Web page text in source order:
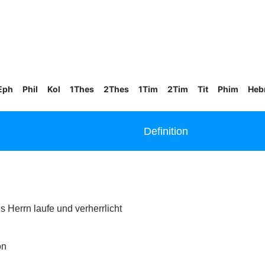
Phil Kol 1Thes 2Thes 1Tim 2Tim Tit Phim
Definition
Herrn laufe und verherrlicht